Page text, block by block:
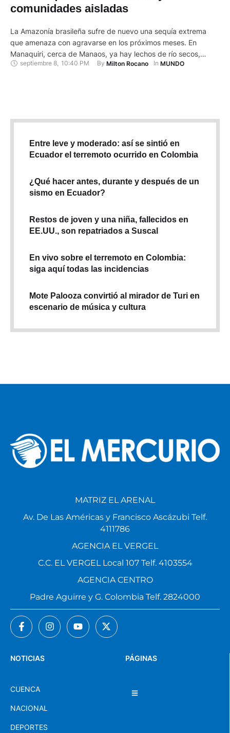
comunidades aisladas
La Amazonía brasileña sufre de nuevo una sequía extrema
que amenaza con agravarse en los próximos meses. En
Manaquiri, cerca de Manaos, ya hay lechos de río secos,
peces acorralados y una veintena de comunidades rurales
septiembre 8, 10:40 PM By Milton Rocano In MUNDO
Entre leve y moderado: así se sintió en
Ecuador el terremoto ocurrido en Colombia
¿Qué hacer antes, durante y después de un
sismo en Ecuador?
Restos de joven y una niña, fallecidos en
EE.UU., son repatriados a Suscal
En vivo sobre el terremoto en Colombia:
siga aquí todas las incidencias
Mote Palooza convirtió al mirador de Turi en
escenario de música y cultura
PÁGINAS
NOTICIAS
CUENCA
NACIONAL
DEPORTES
MATRIZ EL ARENAL
Av. De Las Américas y Francisco Ascázubi Telf.
4111786
AGENCIA EL VERGEL
C.C. EL VERGEL Local 107 Telf. 4103554
AGENCIA CENTRO
Padre Aguirre y G. Colombia Telf. 2824000